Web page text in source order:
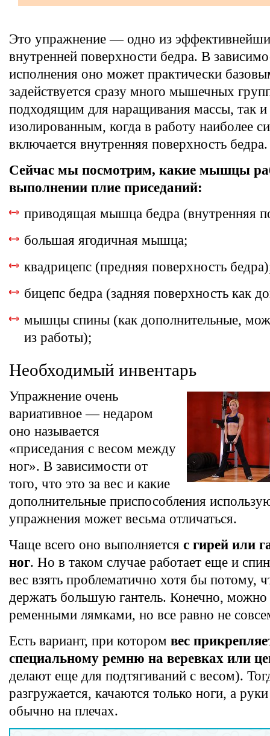
Это упражнение — одно из
внутренней поверхности бедра. В
исполнения оно может практически
задействуется сразу много мышечных
подходящим для наращивания массы, так и
изолированным, когда в работу наиболее
включается внутренняя поверхность бедра.
Сейчас мы посмотрим, какие мышцы
выполнении плие приседаний:
приводящая мышца бедра (внутренняя
большая ягодичная мышца;
квадрицепс (предняя поверхность
бицепс бедра (задняя поверхность как
мышцы спины (как дополнительные,
из работы);
Необходимый инвентарь
Упражнение очень
вариативное — недаром
оно называется
«приседания с весом между
ног». В зависимости от
того, что это за вес и какие
дополнительные приспособления
упражнения может весьма отличаться.
Чаще всего оно выполняется с гирей или
ног. Но в таком случае работает еще и
вес взять проблематично хотя бы потому,
держать большую гантель. Конечно, можно
ременными лямками, но все равно не
Есть вариант, при котором вес
специальному ремню на веревках или
делают еще для подтягиваний с весом).
разгружается, качаются только ноги, а
обычно на плечах.